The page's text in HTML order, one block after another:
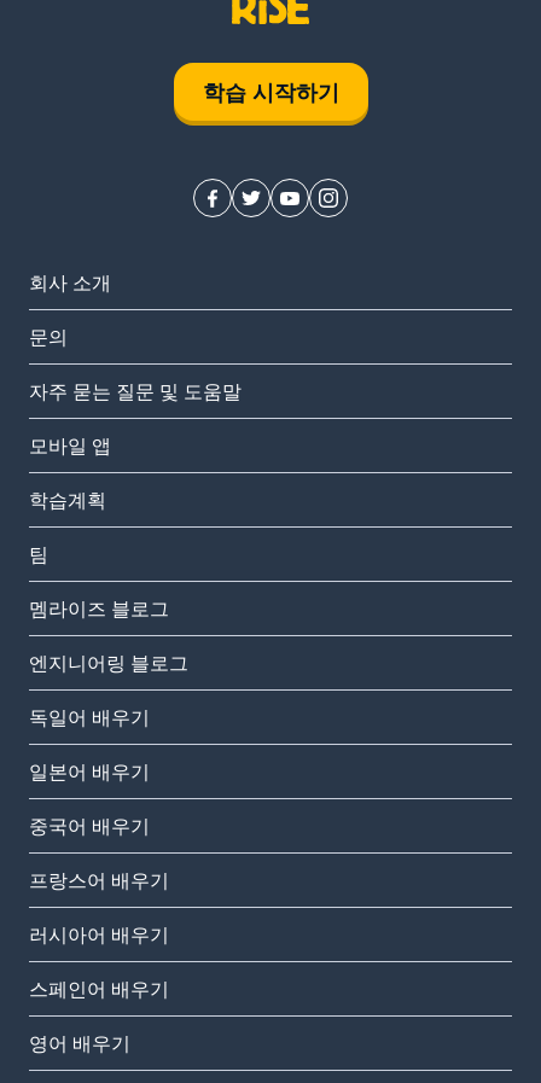
학습 시작하기
회사 소개
문의
자주 묻는 질문 및 도움말
모바일 앱
학습계획
팀
멤라이즈 블로그
엔지니어링 블로그
독일어 배우기
일본어 배우기
중국어 배우기
프랑스어 배우기
러시아어 배우기
스페인어 배우기
영어 배우기